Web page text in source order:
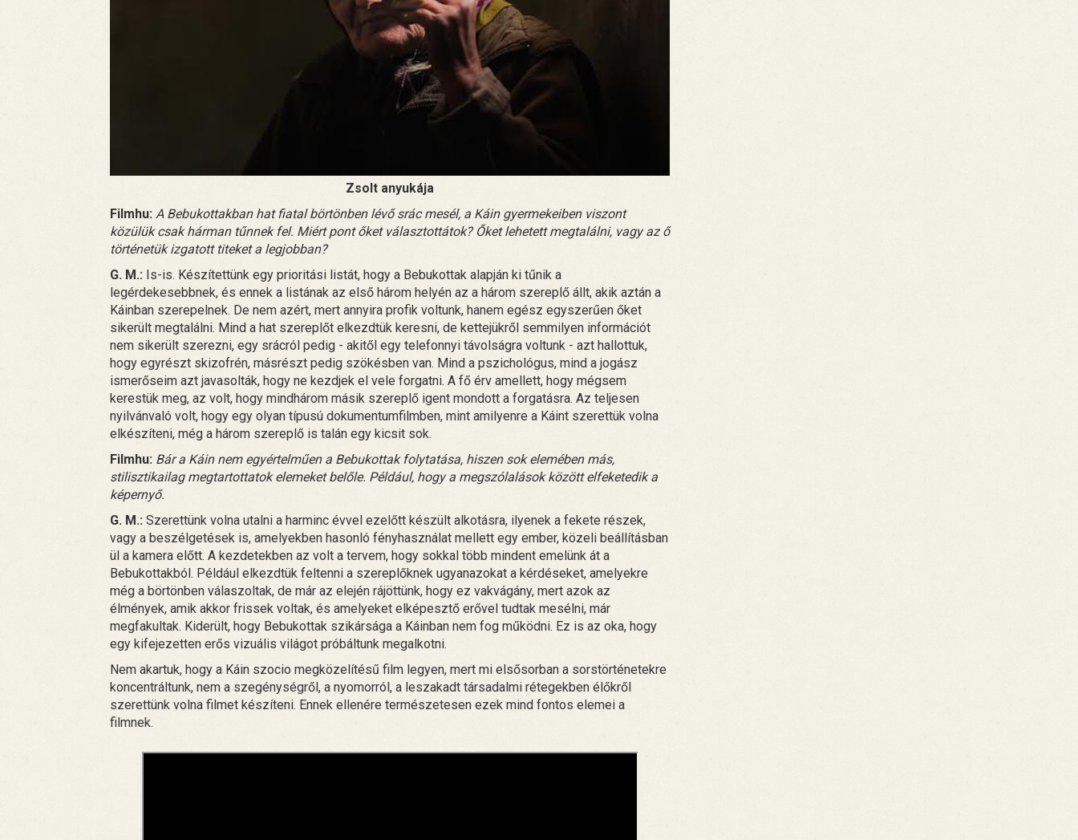
Zsolt anyukája
Filmhu: A Bebukottakban hat fiatal börtönben lévő srác mesél, a Káin gyermekeiben viszont
közülük csak hárman tűnnek fel. Miért pont őket választottátok? Őket lehetett megtalálni, vagy az ő
történetük izgatott titeket a legjobban?
G. M.: Is-is. Készítettünk egy prioritási listát, hogy a Bebukottak alapján ki tűnik a
legérdekesebbnek, és ennek a listának az első három helyén az a három szereplő állt, akik aztán a
Káinban szerepelnek. De nem azért, mert annyira profik voltunk, hanem egész egyszerűen őket
sikerült megtalálni. Mind a hat szereplőt elkezdtük keresni, de kettejükről semmilyen információt
nem sikerült szerezni, egy srácról pedig - akitől egy telefonnyi távolságra voltunk - azt hallottuk,
hogy egyrészt skizofrén, másrészt pedig szökésben van. Mind a pszichológus, mind a jogász
ismerőseim azt javasolták, hogy ne kezdjek el vele forgatni. A fő érv amellett, hogy mégsem
kerestük meg, az volt, hogy mindhárom másik szereplő igent mondott a forgatásra. Az teljesen
nyilvánvaló volt, hogy egy olyan típusú dokumentumfilmben, mint amilyenre a Káint szerettük volna
elkészíteni, még a három szereplő is talán egy kicsit sok.
Filmhu: Bár a Káin nem egyértelműen a Bebukottak folytatása, hiszen sok elemében más,
stilisztikailag megtartottatok elemeket belőle. Például, hogy a megszólalások között elfeketedik a
képernyő.
G. M.: Szerettünk volna utalni a harminc évvel ezelőtt készült alkotásra, ilyenek a fekete részek,
vagy a beszélgetések is, amelyekben hasonló fényhasználat mellett egy ember, közeli beállításban
ül a kamera előtt. A kezdetekben az volt a tervem, hogy sokkal több mindent emelünk át a
Bebukottakból. Például elkezdtük feltenni a szereplőknek ugyanazokat a kérdéseket, amelyekre
még a börtönben válaszoltak, de már az elején rájöttünk, hogy ez vakvágány, mert azok az
élmények, amik akkor frissek voltak, és amelyeket elképesztő erővel tudtak mesélni, már
megfakultak. Kiderült, hogy Bebukottak szikársága a Káinban nem fog működni. Ez is az oka, hogy
egy kifejezetten erős vizuális világot próbáltunk megalkotni.
Nem akartuk, hogy a Káin szocio megközelítésű film legyen, mert mi elsősorban a sorstörténetekre
koncentráltunk, nem a szegénységről, a nyomorról, a leszakadt társadalmi rétegekben élőkről
szerettünk volna filmet készíteni. Ennek ellenére természetesen ezek mind fontos elemei a
filmnek.